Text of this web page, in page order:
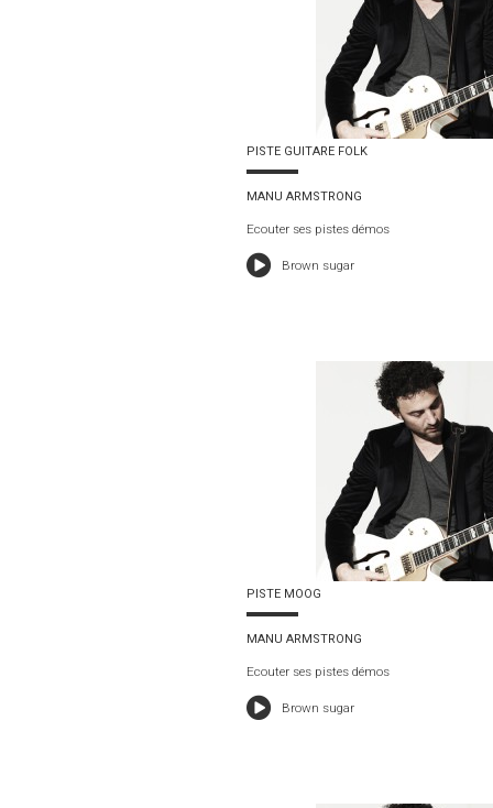
PISTE GUITARE FOLK
MANU ARMSTRONG
Ecouter ses pistes démos
Brown sugar
PISTE MOOG
MANU ARMSTRONG
Ecouter ses pistes démos
Brown sugar